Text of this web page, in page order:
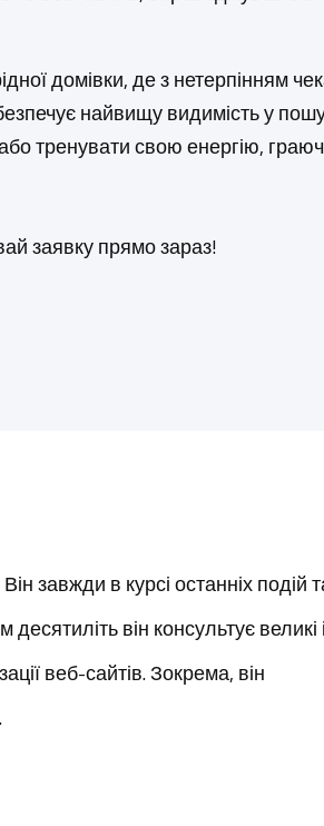
домівки, де з нетерпінням
найвищу видимість у
тренувати свою енергію,
заявку прямо зараз!
завжди в курсі останніх подій
він консультує великі і
веб-сайтів. Зокрема, він